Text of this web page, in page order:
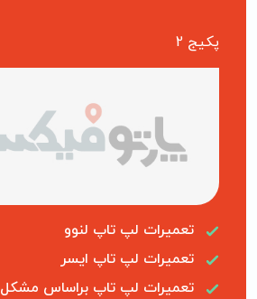
پکیج 2
تعمیرات لپ تاپ لنوو
تعمیرات لپ تاپ ایسر
تعمیرات لپ تاپ براساس مشکل